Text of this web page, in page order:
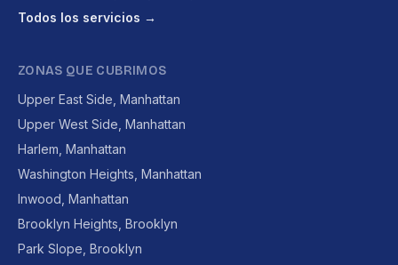
Todos los servicios →
ZONAS QUE CUBRIMOS
Upper East Side, Manhattan
Upper West Side, Manhattan
Harlem, Manhattan
Washington Heights, Manhattan
Inwood, Manhattan
Brooklyn Heights, Brooklyn
Park Slope, Brooklyn